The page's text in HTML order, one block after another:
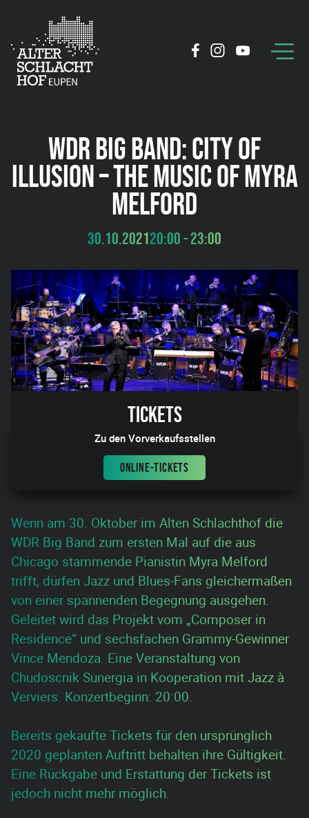
WDR BIG BAND: CITY OF
ILLUSION – THE MUSIC OF MYRA
MELFORD
30.10.202120:00 - 23:00
Tickets
Zu den Vorverkaufsstellen
ONLINE-TICKETS
Wenn am 30. Oktober im Alten Schlachthof die
WDR Big Band zum ersten Mal auf die aus
Chicago stammende Pianistin Myra Melford
trifft, dürfen Jazz und Blues-Fans gleichermaßen
von einer spannenden Begegnung ausgehen.
Geleitet wird das Projekt vom „Composer in
Residence“ und sechsfachen Grammy-Gewinner
Vince Mendoza. Eine Veranstaltung von
Chudoscnik Sunergia in Kooperation mit Jazz à
Verviers. Konzertbeginn: 20:00.
Bereits gekaufte Tickets für den ursprünglich
2020 geplanten Auftritt behalten ihre Gültigkeit.
Eine Rückgabe und Erstattung der Tickets ist
jedoch nicht mehr möglich.